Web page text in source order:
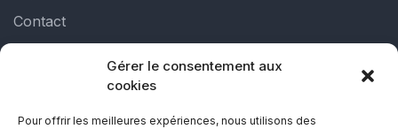
Gérer le consentement aux
cookies
Pour offrir les meilleures expériences, nous utilisons des
Contact
Liens utiles